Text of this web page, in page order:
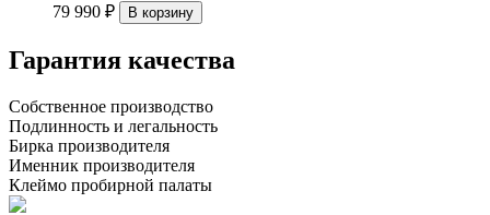
79 990 ₽
Гарантия качества
Собственное производство
Подлинность и легальность
Бирка производителя
Именник производителя
Клеймо пробирной палаты